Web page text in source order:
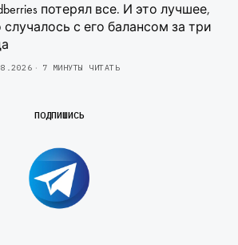
потерял все. И это лучшее,
случалось с его балансом за три
7 МИНУТЫ ЧИТАТЬ
ПОДПИШИСЬ